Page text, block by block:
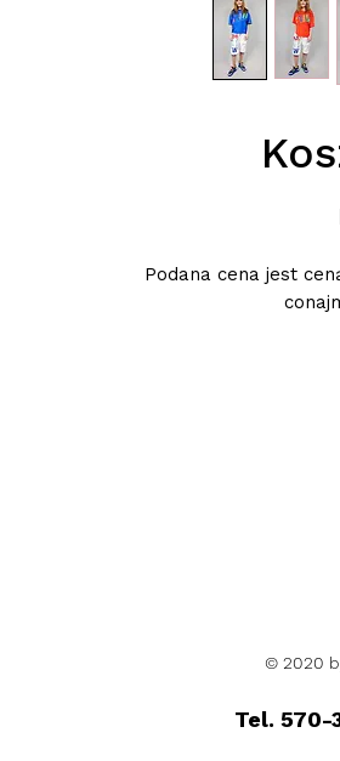
Podana cena jest
© 2020
Tel. 570-